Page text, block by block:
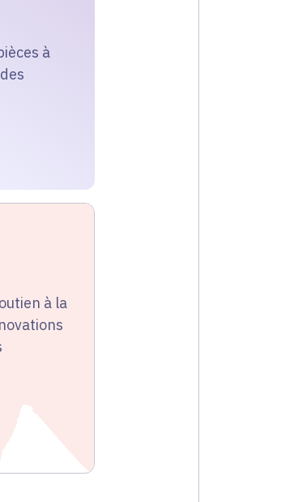
à
à la